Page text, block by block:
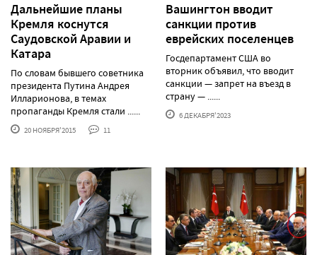
Дальнейшие планы
Кремля коснутся
Саудовской Аравии и
Катара
По словам бывшего советника
президента Путина Андрея
Илларионова, в темах
пропаганды Кремля стали ......
20 НОЯБРЯ'2015 11
Вашингтон вводит
санкции против
еврейских поселенцев
Госдепартамент США во
вторник объявил, что вводит
санкции — запрет на въезд в
страну — ......
6 ДЕКАБРЯ'2023